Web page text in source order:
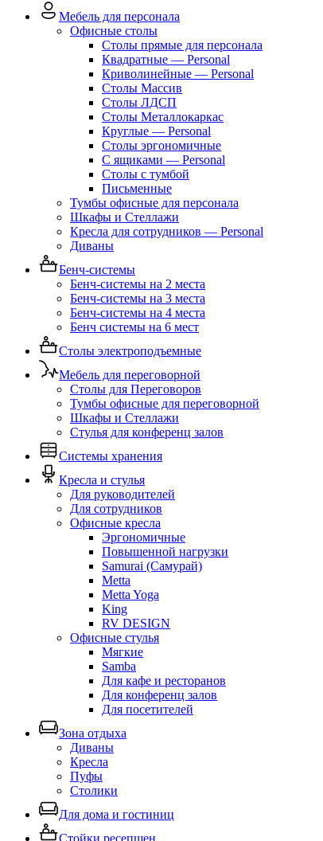
Мебель для персонала
Офисные столы
Столы прямые для персонала
Квадратные — Personal
Криволинейные — Personal
Столы Массив
Столы ЛДСП
Столы Металлокаркас
Круглые — Personal
Столы эргономичные
С ящиками — Personal
Столы с тумбой
Письменные
Тумбы офисные для персонала
Шкафы и Стеллажи
Кресла для сотрудников — Personal
Диваны
Бенч-системы
Бенч-системы на 2 места
Бенч-системы на 3 места
Бенч-системы на 4 места
Бенч системы на 6 мест
Столы электроподъемные
Мебель для переговорной
Столы для Переговоров
Тумбы офисные для переговорной
Шкафы и Стеллажи
Стулья для конференц залов
Системы хранения
Кресла и стулья
Для руководителей
Для сотрудников
Офисные кресла
Эргономичные
Повышенной нагрузки
Samurai (Самурай)
Metta
Metta Yoga
King
RV DESIGN
Офисные стулья
Мягкие
Samba
Для кафе и ресторанов
Для конференц залов
Для посетителей
Зона отдыха
Диваны
Кресла
Пуфы
Столики
Для дома и гостиниц
Стойки ресепшен